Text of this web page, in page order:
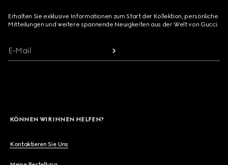
Erhalten Sie exklusive Informationen zum Start der Kollektion, persönliche
Mitteilungen und weitere spannende Neuigkeiten aus der Welt von Gucci.
E-Mail
KÖNNEN WIR IHNEN HELFEN?
Kontaktieren Sie Uns